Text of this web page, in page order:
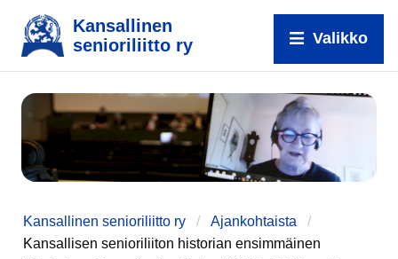
Kansallinen
senioriliitto ry
Valikko
Kansallinen senioriliitto ry
Ajankohtaista
Kansallisen senioriliiton historian ensimmäinen